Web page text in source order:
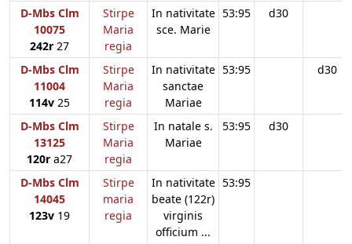
D-Mbs Clm
10075
242r 27
Stirpe
Maria
regia
In nativitate
sce. Marie
53:95 d30
D-Mbs Clm
11004
114v 25
Stirpe
Maria
regia
In nativitate
sanctae
Mariae
53:95 d30
D-Mbs Clm
13125
120r a27
Stirpe
Maria
regia
In natale s.
Mariae
53:95 d30
D-Mbs Clm
14045
123v 19
Stirpe
maria
regia
In nativitate
beate (122r)
virginis
officium ...
53:95